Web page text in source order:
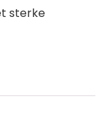
sterke